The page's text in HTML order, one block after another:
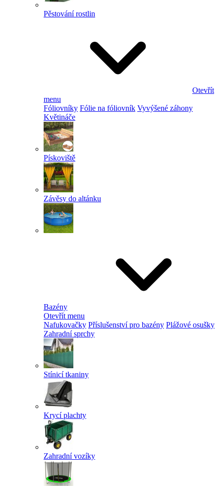
Pěstování rostlin
Otevřít
menu
Fóliovníky Fólie na fóliovník Vyvýšené záhony
Květináče
Pískoviště
Závěsy do altánku
Bazény
Otevřít menu
Nafukovačky Příslušenství pro bazény Plážové osušky
Zahradní sprchy
Stínicí tkaniny
Krycí plachty
Zahradní vozíky